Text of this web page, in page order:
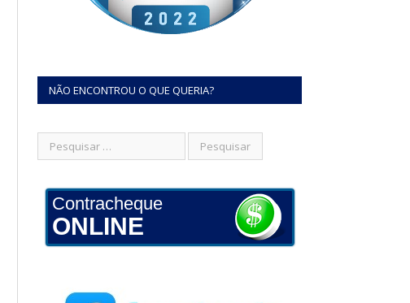
NÃO ENCONTROU O QUE QUERIA?
Contracheque
ONLINE